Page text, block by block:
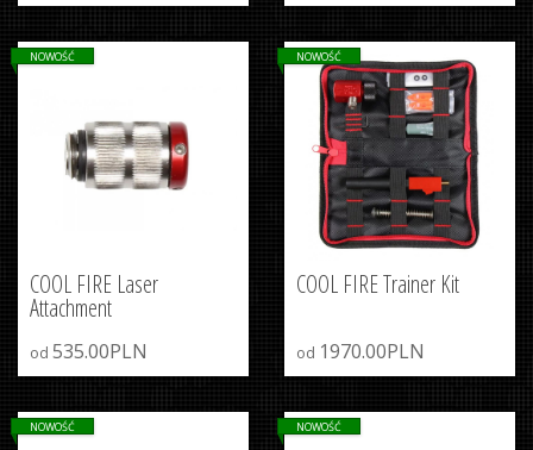
COOL FIRE Laser
Attachment
od 535.00PLN
NOWOŚĆ
COOL FIRE Trainer Kit
od 1970.00PLN
NOWOŚĆ
NOWOŚĆ NOWOŚĆ